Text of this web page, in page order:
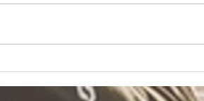
ES700の
＊明日から
＊